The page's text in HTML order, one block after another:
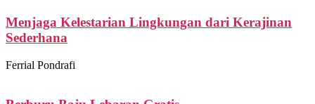
Menjaga Kelestarian Lingkungan dari Kerajinan
Sederhana
Ferrial Pondrafi